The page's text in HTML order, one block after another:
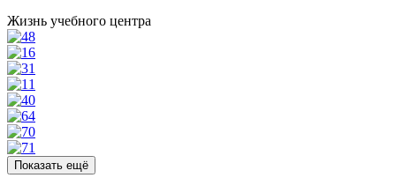
Жизнь учебного центра
Показать ещё